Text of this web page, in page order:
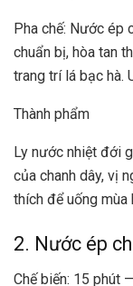
Pha chế: Nước ép
chuẩn bị, hòa tan
trang trí lá bạc hà.
Thành phẩm
Ly nước nhiệt đới
của chanh dây, vị
thích để uống mùa
2. Nước ép
Chế biến: 15 phút